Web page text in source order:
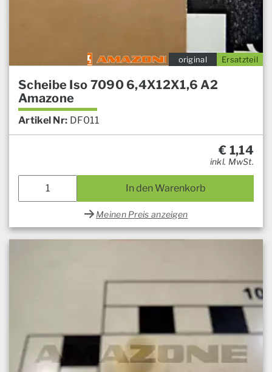
Ersatzteil
original
Scheibe Iso 7090 6,4X12X1,6 A2
Amazone
Artikel Nr: DF011
€ 1,14
inkl. MwSt.
In den Warenkorb
Meinen Preis anzeigen